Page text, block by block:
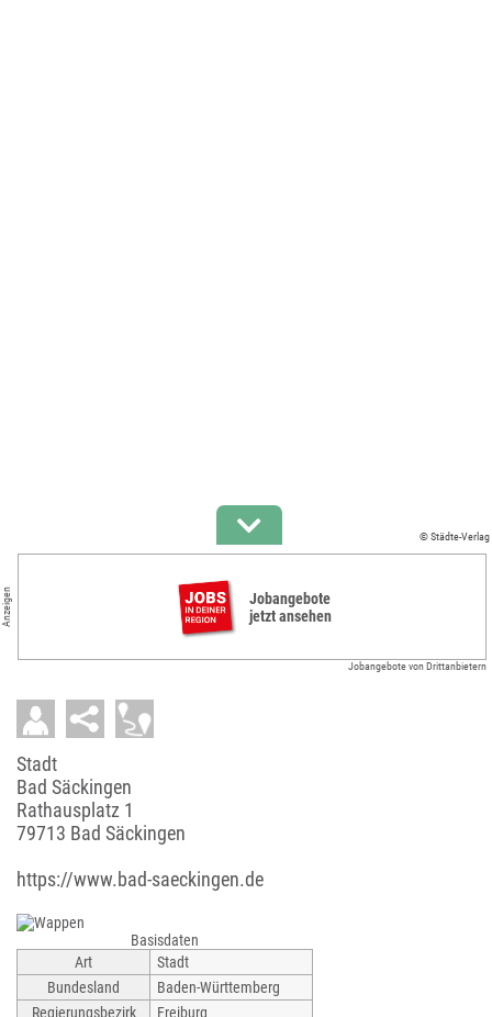
© Städte-Verlag
Anzeigen
Jobangebote
jetzt ansehen
Jobangebote von Drittanbietern
Stadt
Bad Säckingen
Rathausplatz 1
79713 Bad Säckingen
https://www.bad-saeckingen.de
Basisdaten
Art
Stadt
Bundesland
Baden-Württemberg
Regierungsbezirk
Freiburg